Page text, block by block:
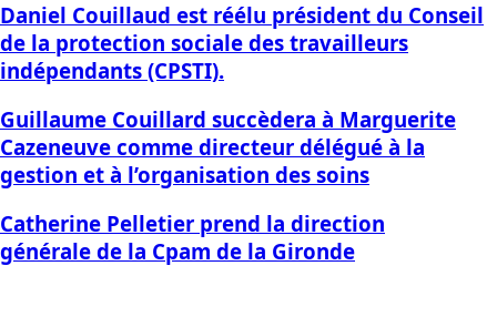
Daniel Couillaud est réélu président du Conseil
de la protection sociale des travailleurs
indépendants (CPSTI).
Guillaume Couillard succèdera à Marguerite
Cazeneuve comme directeur délégué à la
gestion et à l’organisation des soins
Catherine Pelletier prend la direction
générale de la Cpam de la Gironde